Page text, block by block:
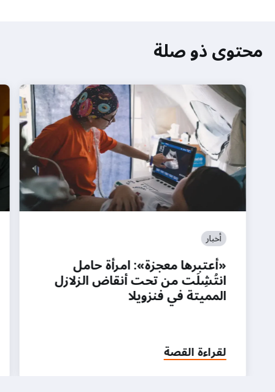
محتوى ذو صلة
أخبار
«أعتبرها معجزة»: امرأة حامل
انتُشِلَت من تحت أنقاض الزلازل
المميتة في فنزويلا
لقراءة القصة